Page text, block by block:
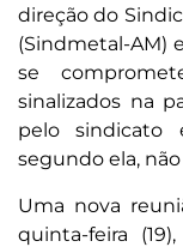
direção do
(Sindmetal-AM)
se
sinalizados na
pelo sindicato
segundo ela,
Uma nova
quinta-feira